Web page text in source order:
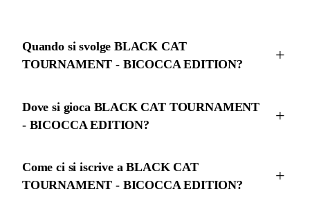
Quando si svolge BLACK CAT
TOURNAMENT - BICOCCA EDITION?
Dove si gioca BLACK CAT TOURNAMENT
- BICOCCA EDITION?
Come ci si iscrive a BLACK CAT
TOURNAMENT - BICOCCA EDITION?